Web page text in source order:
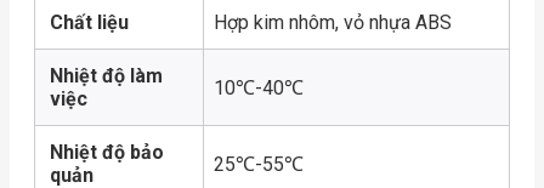
Chất liệu Hợp kim nhôm, vỏ nhựa ABS
Nhiệt độ làm
việc
10℃-40℃
Nhiệt độ bảo
quản
25℃-55℃